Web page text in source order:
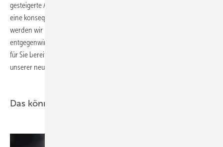
gesteigerte Ausbildungsbereitschaft herzlich zu danken. Nur durch
eine konsequente weitere Beibehaltung der Ausbildungszahlen
werden wir in unserer Branche dem Fachkräftemangel entsprechend
entgegenwirken können. Alle Aktionen, die der Fachverband hierfür
für Sie bereithält finden Sie unter
unserer neu gestalteten Homepage unter haustechnikbayern.de ■
Das könnte Sie interessieren